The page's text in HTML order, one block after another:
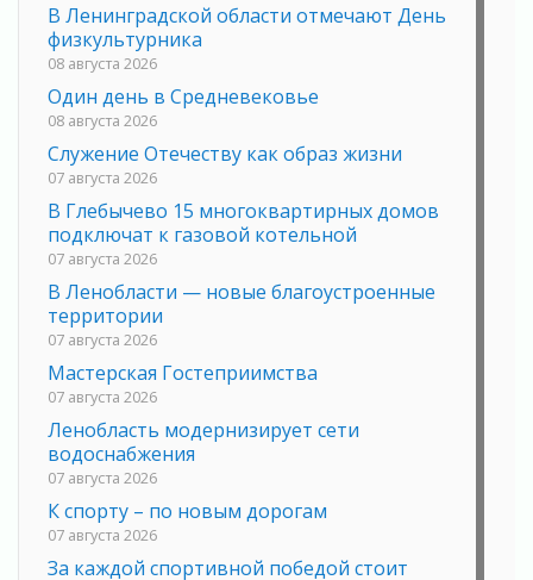
В Ленинградской области отмечают День
физкультурника
08 августа 2026
Один день в Средневековье
08 августа 2026
Служение Отечеству как образ жизни
07 августа 2026
В Глебычево 15 многоквартирных домов
подключат к газовой котельной
07 августа 2026
В Ленобласти — новые благоустроенные
территории
07 августа 2026
Мастерская Гостеприимства
07 августа 2026
Ленобласть модернизирует сети
водоснабжения
07 августа 2026
К спорту – по новым дорогам
07 августа 2026
За каждой спортивной победой стоит